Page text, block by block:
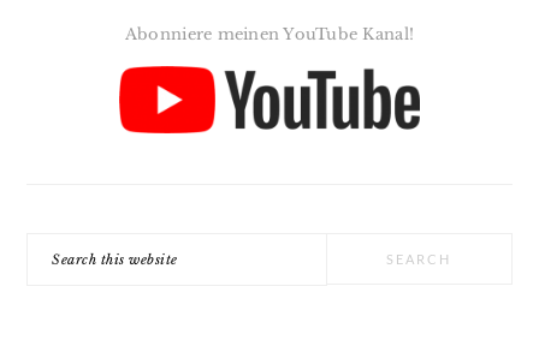
Abonniere meinen YouTube Kanal!